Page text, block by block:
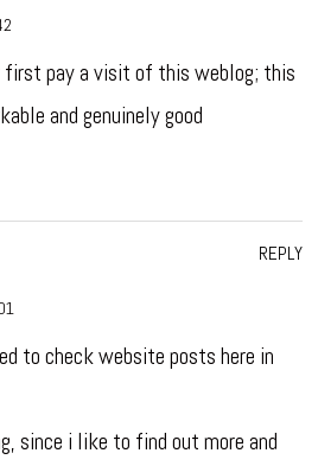
first pay a visit of this weblog; this
and genuinely good
to check website posts here in
since i like to find out more and
REPLY